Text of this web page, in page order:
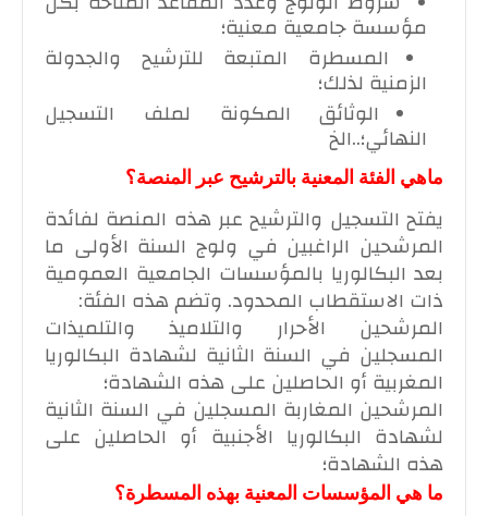
مؤسسة جامعية معنية؛
المسطرة المتبعة للترشيح والجدولة
الزمنية لذلك؛
الوثائق المكونة لملف التسجيل
النهائي؛..الخ
ماهي الفئة المعنية بالترشيح عبر المنصة؟
يفتح التسجيل والترشيح عبر هذه المنصة لفائدة
المرشحين الراغبين في ولوج السنة الأولى ما
بعد البكالوريا بالمؤسسات الجامعية العمومية
ذات الاستقطاب المحدود. وتضم هذه الفئة:
المرشحين الأحرار والتلاميذ والتلميذات
المسجلين في السنة الثانية لشهادة البكالوريا
المغربية أو الحاصلين على هذه الشهادة؛
المرشحين المغاربة المسجلين في السنة الثانية
لشهادة البكالوريا الأجنبية أو الحاصلين على
هذه الشهادة؛
ما هي المؤسسات المعنية بهذه المسطرة؟